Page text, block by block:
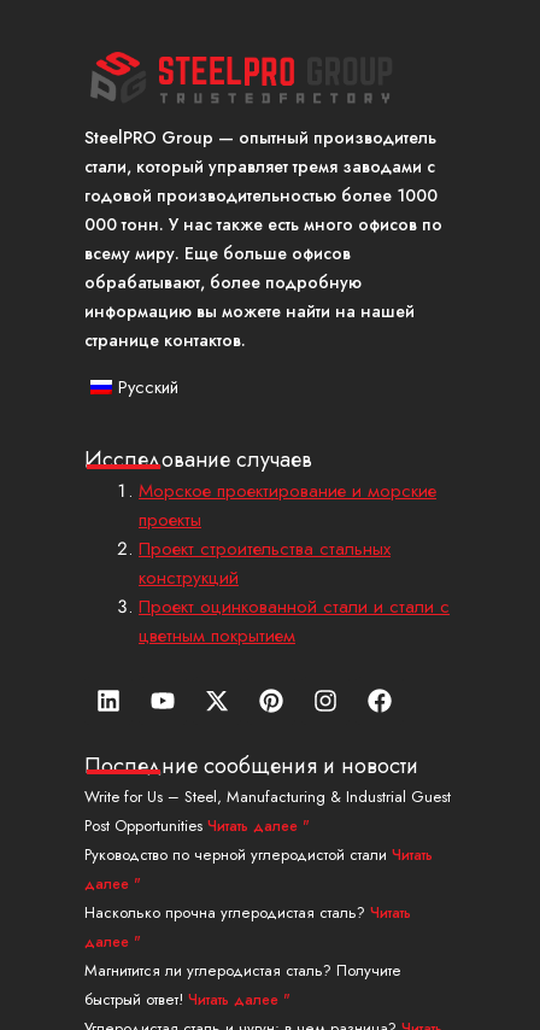
SteelPRO Group — опытный производитель
стали, который управляет тремя заводами с
годовой производительностью более 1000
000 тонн. У нас также есть много офисов по
всему миру. Еще больше офисов
обрабатывают, более подробную
информацию вы можете найти на нашей
странице контактов.
Русский
Исследование случаев
Морское проектирование и морские
проекты
Проект строительства стальных
конструкций
Проект оцинкованной стали и стали с
цветным покрытием
Л
и
к
е
д
и
н
Ю
т
б
X
-
в
и
т
т
е
П
и
т
е
р
е
с
И
н
т
а
г
а
Ф
е
с
б
у
Последние сообщения и новости
Write for Us – Steel, Manufacturing & Industrial Guest
Post Opportunities Читать далее "
Руководство по черной углеродистой стали Читать
далее "
Насколько прочна углеродистая сталь? Читать
далее "
Магнитится ли углеродистая сталь? Получите
быстрый ответ! Читать далее "